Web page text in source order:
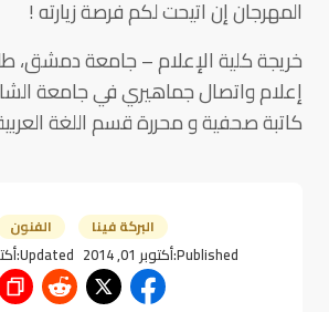
المهرجان إن اتيحت لكم فرصة زيارته !
خريجة كلية الإعلام – جامعة دمشق،
إعلام واتصال جماهيري في جامعة
كاتبة صحفية و محررة قسم اللغة
البركة فينا الفنون
Published:أكتوبر 01, 2014 Updated: